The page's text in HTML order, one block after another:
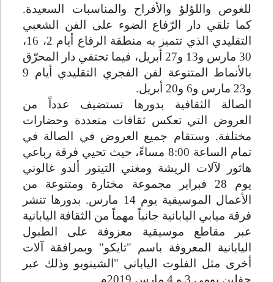
للغوص واللؤلؤ والأفراح والمناسبات السعيدة.
كما تلقي دار الرّفاع الضوء على الفن الشعبي
التقليدي الذي تتميز به منطقة الرفاع أيام 2، 16،
30 مارس و13 و27 أبريل، فيما تحتفي دار المحرّق
بالأنماط المتنوعة لفن الفجري التقليدي أيام 9
و23 مارس و6 و20 أبريل
.
الصالة الثقافية بدورها تستضيف عدداً من
العروض التي تعكس ثقافات متعددة وحضارات
مختلفة. وستقام جميع العروض في الصالة في
تمام الساعة 8:00 مساءً، حيث تحيي فرقة رباعي
هاثور لآلات الريشة ومغني التينور ألدو غالوني
يوم 28 فبراير مجموعة مختارة ومتنوعة من
الأعمال الموسيقية يوم 14 مارس. بدورها تنشر
فرقة ميابي اليابانية جانباً مهماً من الثقافة اليابانية
عبر مقاطع موسيقية معزوفة على الطبول
اليابانية المعروفة باسم "تايكو" وبمرافقة آلات
أخرى مثل الفلوت الياباني "الشينوبو وذلك عبر
حفلين يومي 3 و 4 مارس 2019م